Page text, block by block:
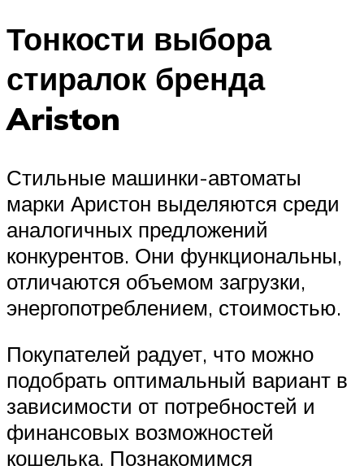
Тонкости выбора
стиралок бренда
Ariston
Стильные машинки-автоматы
марки Аристон выделяются среди
аналогичных предложений
конкурентов. Они функциональны,
отличаются объемом загрузки,
энергопотреблением, стоимостью.
Покупателей радует, что можно
подобрать оптимальный вариант в
зависимости от потребностей и
финансовых возможностей
кошелька. Познакомимся